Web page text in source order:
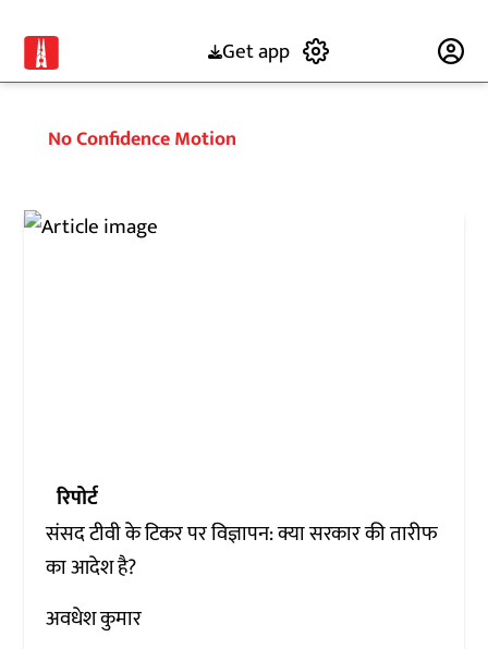
Get app
No Confidence Motion
रिपोर्ट
संसद टीवी के टिकर पर विज्ञापन: क्या सरकार की तारीफ
का आदेश है?
अवधेश कुमार